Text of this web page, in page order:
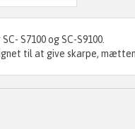
S7100 og SC-S9100.
til at give skarpe,